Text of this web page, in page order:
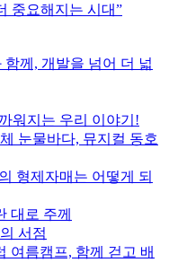
중요해지는 시대”
함께, 개발을 넘어 더 넓
워지는 우리 이야기!
눈물바다, 뮤지컬 동호
형제자매는 어떻게 되
대로 주께
서점
여름캠프, 함께 걷고 배